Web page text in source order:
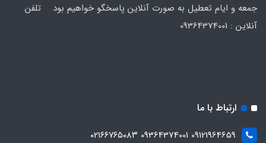
جمعه و ایام تعطیل به صورت آنلاین پاسخگو خواهیم بود تلفن
ارتباط با ما
09121964659 09364374001 ۰۲۱۶۶۷۶۵۰۸۳